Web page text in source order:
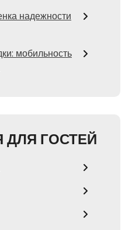
надежности
мобильность
ГОСТЕЙ